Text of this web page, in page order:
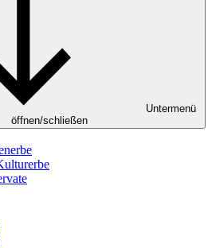
Untermenü
öffnen/schließen